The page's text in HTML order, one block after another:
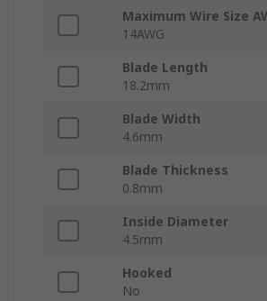
Maximum Wire Size
14AWG
Blade Length
18.2mm
Blade Width
4.6mm
Blade Thickness
0.8mm
Inside Diameter
4.5mm
Hooked
No